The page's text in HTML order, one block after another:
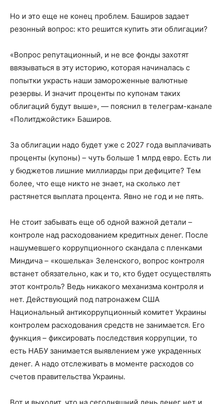
Но и это еще не конец проблем. Баширов задает
резонный вопрос: кто решится купить эти облигации?
«Вопрос репутационный, и не все фонды захотят
ввязываться в эту историю, которая начиналась с
попытки украсть наши замороженные валютные
резервы. И значит проценты по купонам таких
облигаций будут выше», — пояснил в телеграм-канале
«Политджойстик» Баширов.
За облигации надо будет уже с 2027 года выплачивать
проценты (купоны) – чуть больше 1 млрд евро. Есть ли
у бюджетов лишние миллиарды при дефиците? Тем
более, что еще никто не знает, на сколько лет
растянется выплата процента. Явно не год и не пять.
Не стоит забывать еще об одной важной детали –
контроле над расходованием кредитных денег. После
нашумевшего коррупционного скандала с пленками
Миндича – «кошелька» Зеленского, вопрос контроля
встанет обязательно, как и то, кто будет осуществлять
этот контроль? Ведь никакого механизма контроля и
нет. Действующий под патронажем США
Национальный антикоррупционный комитет Украины
контролем расходования средств не занимается. Его
функция – фиксировать последствия коррупции, то
есть НАБУ занимается выявлением уже украденных
денег. А надо отслеживать в моменте расходов со
счетов правительства Украины.
Вот и выходит, что на сегодняшний день денег нет и